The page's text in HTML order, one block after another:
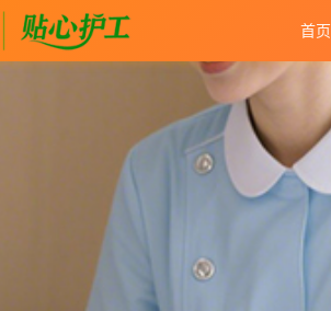
首页